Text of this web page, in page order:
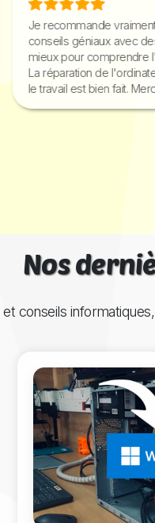
Je recommande
conseils géniaux avec
mieux pour comprendre
La réparation de
le travail est bien fait.
Nos
et conseils